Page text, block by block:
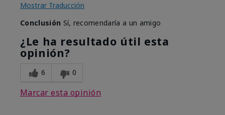
Mostrar Traducción
Conclusión Sí, recomendaría a un amigo
¿Le ha resultado útil esta
opinión?
6 0
Marcar esta opinión